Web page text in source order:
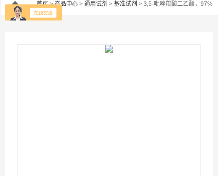
首页>产品中心 > 通用试剂 > 基准试剂 > 3,5-吡唑羧酸二乙酯，97%